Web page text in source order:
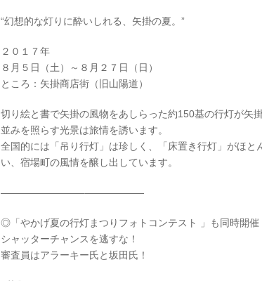
“幻想的な灯りに酔いしれる、矢掛の夏。”
２０１７年
８月５日（土）～８月２７日（日）
ところ：矢掛商店街（旧山陽道）
切り絵と書で矢掛の風物をあしらった約150基の行灯が矢
並みを照らす光景は旅情を誘います。
全国的には「吊り行灯」は珍しく、「床置き行灯」がほと
い、宿場町の風情を醸し出しています。
————————–——————
◎「やかげ夏の行灯まつりフォトコンテスト 」も同時開催
シャッターチャンスを逃すな！
審査員はアラーキー氏と坂田氏！